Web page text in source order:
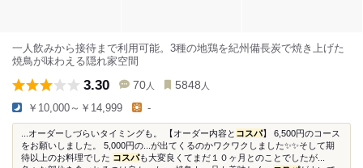
一人飲みから接待まで利用可能。3種の地鶏を紀州備長炭で焼き上げた
焼鳥が味わえる隠れ家空間
3.30 70 人 5848 人
￥10,000～￥14,999 -
...オーダーしづらいタイミングも。 【オーダー内容と コスパ】 6,500円のコース
をお願いしました。 5,000円の...が出てくるのかワクワクしました✨✨そして期
待以上のお料理でした コスパも大変良くてまだ１０ヶ月とのことでしたが...